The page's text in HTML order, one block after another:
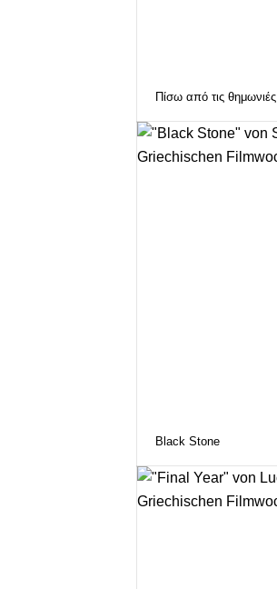
Πίσω από τις θημωνιές
Black Stone